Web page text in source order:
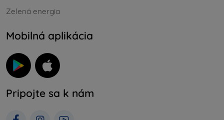
Zelená energia
Mobilná aplikácia
Pripojte sa k nám